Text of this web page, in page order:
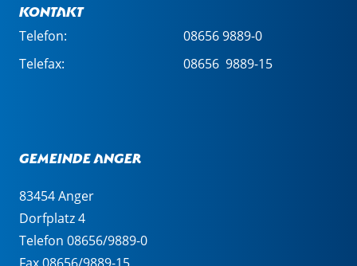
Kontakt
Telefon:
08656 9889-0
Telefax:
08656 9889-15
Gemeinde Anger
83454 Anger
Dorfplatz 4
Telefon 08656/9889-0